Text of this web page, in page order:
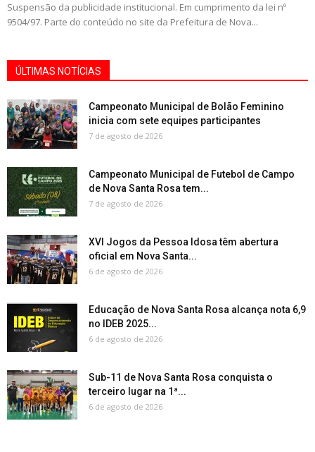
Suspensão da publicidade institucional. Em cumprimento da lei nº
9504/97. Parte do conteúdo no site da Prefeitura de Nova...
ÚLTIMAS NOTÍCIAS
Campeonato Municipal de Bolão Feminino
inicia com sete equipes participantes
7 de agosto de 2026
Campeonato Municipal de Futebol de Campo
de Nova Santa Rosa tem...
7 de agosto de 2026
XVI Jogos da Pessoa Idosa têm abertura
oficial em Nova Santa...
6 de agosto de 2026
Educação de Nova Santa Rosa alcança nota 6,9
no IDEB 2025...
6 de agosto de 2026
Sub-11 de Nova Santa Rosa conquista o
terceiro lugar na 1ª...
6 de agosto de 2026